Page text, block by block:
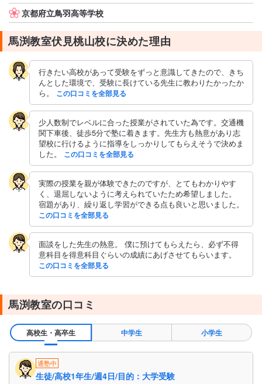
京都府立鳥羽高等学校
馬渕教室伏見桃山校に決めた理由
行きたい高校があって受験をずっと意識してきたので、きち
んとした環境で、受験に長けている先生に教わりたかったか
ら。 この口コミを全部見る
少人数制でレベルに合った授業がされていた為です。交通機
関下車後、徒歩5分で塾に着きます。先生方も熱意があり志
望校に行けるように指導をしっかりしてもらえそうで決めま
した。 この口コミを全部見る
実際の授業を親が体験できたのですが、とてもわかりやす
く、退屈しないように考えられていたため希望しました。
宿題があり、繰り返し学習ができる点も良いと思いました。
この口コミを全部見る
面談をした先生の熱意。 僕に預けてもらえたら、必ず不得
意科目を得意科目ぐらいの成績にあげさせてもらいます。
この口コミを全部見る
馬渕教室の口コミ
高校生・高卒生 中学生 小学生
通塾中
生徒/高校1年生/週4日/目的：大学受験